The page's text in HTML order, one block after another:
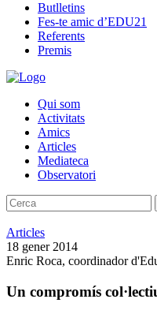
Butlletins
Fes-te amic d’EDU21
Referents
Premis
Qui som
Activitats
Amics
Articles
Mediateca
Observatori
Articles
18 gener 2014
Enric Roca, coordinador
Un compromís